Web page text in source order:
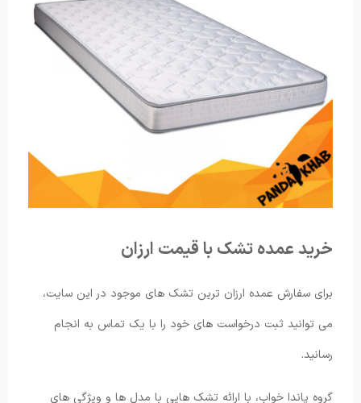
خرید عمده تشک با قیمت ارزان
برای سفارش عمده ارزان ترین تشک های موجود در این سایت،
می توانید ثبت درخواست های خود را با یک تماس به انجام
رسانید.
گروه پاندا خواب، با ارائه تشک هایی با مدل ها و ویژگی های